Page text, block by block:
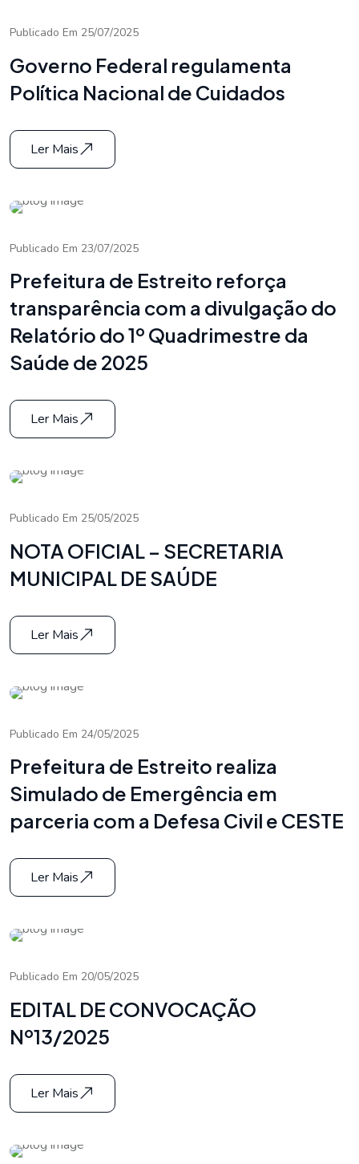
Publicado Em 25/07/2025
Governo Federal regulamenta
Política Nacional de Cuidados
Ler Mais
Publicado Em 23/07/2025
Prefeitura de Estreito reforça
transparência com a divulgação do
Relatório do 1º Quadrimestre da
Saúde de 2025
Ler Mais
Publicado Em 25/05/2025
NOTA OFICIAL – SECRETARIA
MUNICIPAL DE SAÚDE
Ler Mais
Publicado Em 24/05/2025
Prefeitura de Estreito realiza
Simulado de Emergência em
parceria com a Defesa Civil e CESTE
Ler Mais
Publicado Em 20/05/2025
EDITAL DE CONVOCAÇÃO
Nº13/2025
Ler Mais